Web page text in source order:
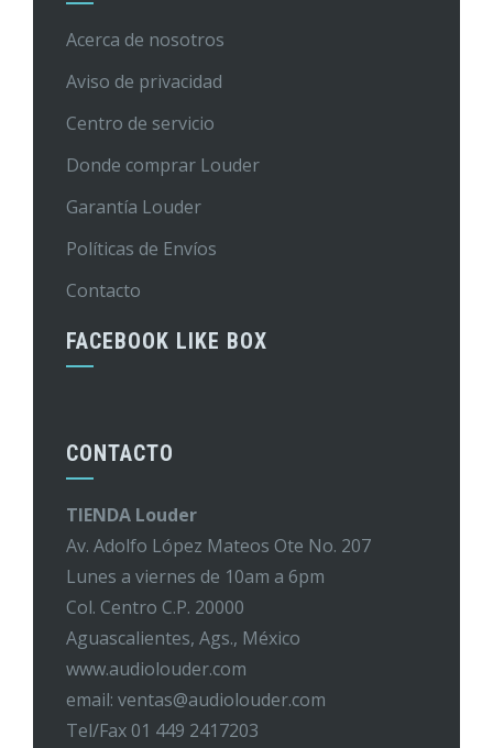
Acerca de nosotros
Aviso de privacidad
Centro de servicio
Donde comprar Louder
Garantía Louder
Políticas de Envíos
Contacto
FACEBOOK LIKE BOX
CONTACTO
TIENDA Louder
Av. Adolfo López Mateos Ote No. 207
Lunes a viernes de 10am a 6pm
Col. Centro C.P. 20000
Aguascalientes, Ags., México
www.audiolouder.com
email: ventas@audiolouder.com
Tel/Fax 01 449 2417203